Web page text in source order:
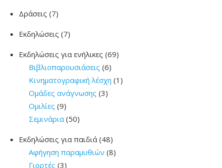
Δράσεις (7)
Εκδηλώσεις (7)
Εκδηλώσεις για ενήλικες (69)
Βιβλιοπαρουσιάσεις (6)
Κινηματογραφική λέσχη (1)
Ομάδες ανάγνωσης (3)
Ομιλίες (9)
Σεμινάρια(50)
Εκδηλώσεις για παιδιά (48)
Αφήγηση παραμυθιών (8)
Γιορτές (3)